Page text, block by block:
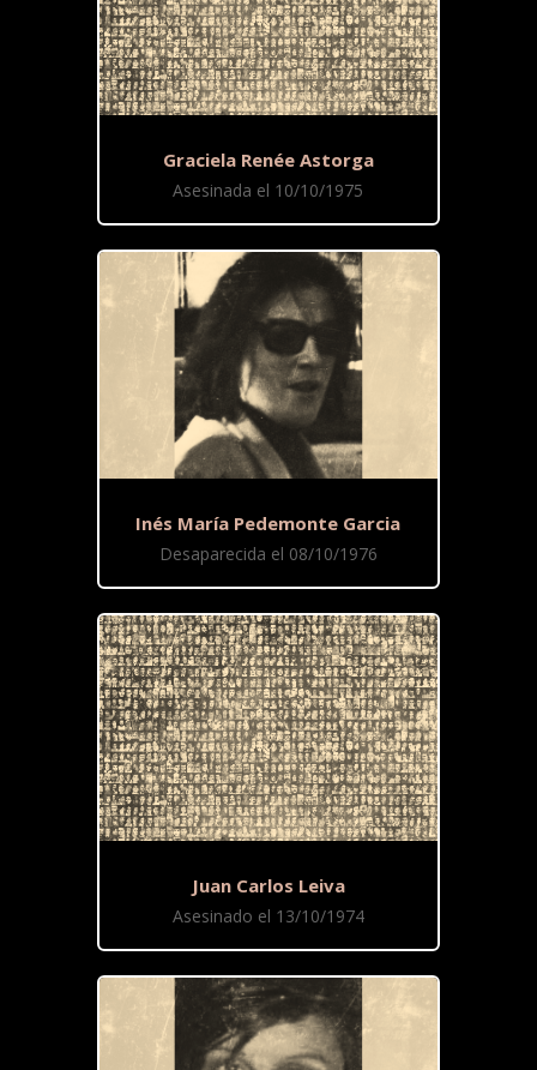
Graciela Renée Astorga
Asesinada el 10/10/1975
Inés María Pedemonte Garcia
Desaparecida el 08/10/1976
Juan Carlos Leiva
Asesinado el 13/10/1974